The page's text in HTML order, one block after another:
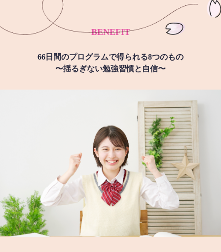
BENEFIT
66日間のプログラムで得られる8つのもの
〜揺るぎない勉強習慣と自信〜